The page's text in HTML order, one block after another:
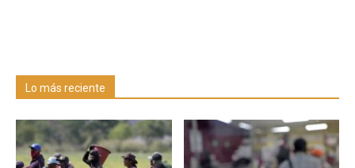
Lo más reciente